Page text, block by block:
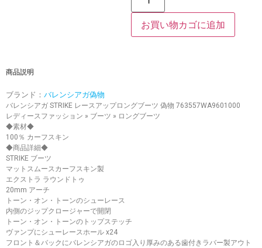
お買い物カゴに追加
商品説明
ブランド： バレンシアガ偽物
バレンシアガ STRIKE レースアップロングブーツ 偽物 763557WA9601000
レディースファッション » ブーツ » ロングブーツ
◆素材◆
100％ カーフスキン
◆商品詳細◆
STRIKE ブーツ
マットスムースカーフスキン製
エクストラ ラウンドトゥ
20mm アーチ
トーン・オン・トーンのシューレース
内側のジップクロージャーで開閉
トーン・オン・トーンのトップステッチ
ヴァンプにシューレースホール x24
フロント＆バックにバレンシアガのロゴ入り厚みのある歯付きラバー製アウト